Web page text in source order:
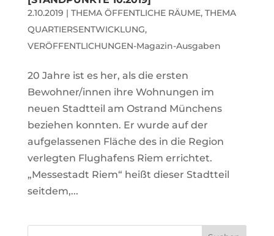
2.10.2019 | THEMA ÖFFENTLICHE RÄUME, THEMA
QUARTIERSENTWICKLUNG,
VERÖFFENTLICHUNGEN-Magazin-Ausgaben
20 Jahre ist es her, als die ersten
Bewohner/innen ihre Wohnungen im
neuen Stadtteil am Ostrand Münchens
beziehen konnten. Er wurde auf der
aufgelassenen Fläche des in die Region
verlegten Flughafens Riem errichtet.
„Messestadt Riem“ heißt dieser Stadtteil
seitdem,...